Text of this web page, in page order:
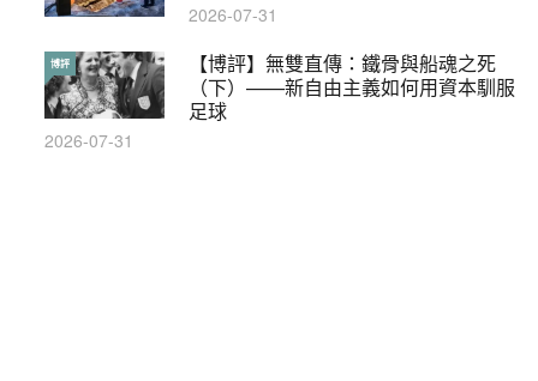
2026-07-31
【博評】無雙直傳：鐵骨與船魂之死
（下）——新自由主義如何用資本馴服
足球
博評
2026-07-31
2019-05-21
【輕百科】甚麼按摩院要領牌？顧客涉
及刑責嗎？
輕百科
2021-05-13